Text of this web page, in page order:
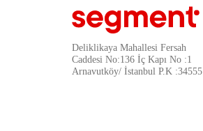
Deliklikaya Mahallesi Fersah
Caddesi No:136 İç Kapı No :1
Arnavutköy/ İstanbul P.K :34555